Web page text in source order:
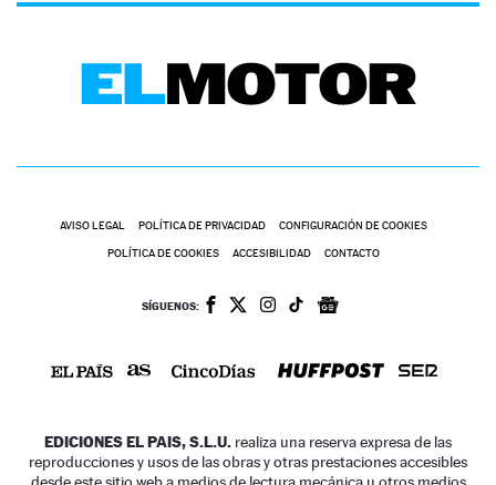
AVISO LEGAL POLÍTICA DE PRIVACIDAD CONFIGURACIÓN DE COOKIES
POLÍTICA DE COOKIES ACCESIBILIDAD CONTACTO
SÍGUENOS:
EDICIONES EL PAIS, S.L.U. realiza una reserva expresa de las
reproducciones y usos de las obras y otras prestaciones accesibles